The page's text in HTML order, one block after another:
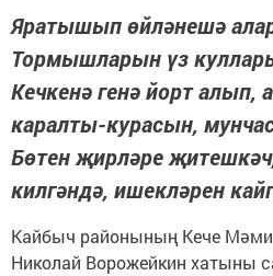
Яратышып өйләнешә
Тормышларын үз
Кечкенә генә йорт алып,
каралты-курасын,
Бөтен җирләре
килгәндә, ишекләрен
Кайбыч районының Кече
Николай Ворожейкин хатыны